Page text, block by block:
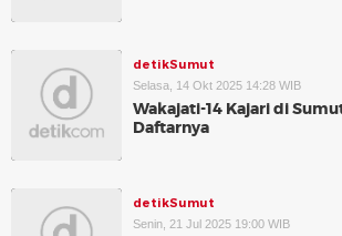
detikSumut
Selasa, 14 Okt 2025 14:28 WIB
Wakajati-14 Kajari di
Daftarnya
detikSumut
Senin, 21 Jul 2025 19:00 WIB